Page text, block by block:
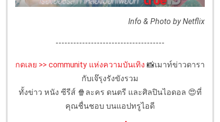
Info & Photo by Netflix
-------------------------------------
กดเลย >> community แห่งความบันเทิง 📸เมาท์ข่าวดารา
กับเจ๊รุงรังขังรวม
ทั้งข่าว หนัง ซีรีส์ 🍿ละคร ดนตรี และศิลปินไอดอล 😍ที่
คุณชื่นชอบ บนแอปทรูไอดี